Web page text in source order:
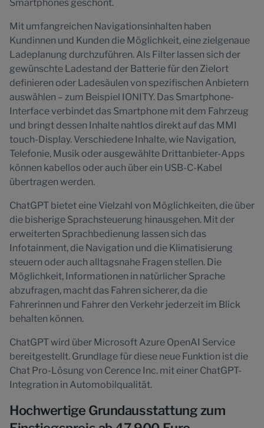
Smartphones geschont.
Mit umfangreichen Navigationsinhalten haben
Kundinnen und Kunden die Möglichkeit, eine zielgenaue
Ladeplanung durchzuführen. Als Filter lassen sich der
gewünschte Ladestand der Batterie für den Zielort
definieren oder Ladesäulen von spezifischen Anbietern
auswählen – zum Beispiel IONITY. Das Smartphone-
Interface verbindet das Smartphone mit dem Fahrzeug
und bringt dessen Inhalte nahtlos direkt auf das MMI
touch-Display. Verschiedene Inhalte, wie Navigation,
Telefonie, Musik oder ausgewählte Drittanbieter-Apps
können kabellos oder auch über ein USB-C-Kabel
übertragen werden.
ChatGPT bietet eine Vielzahl von Möglichkeiten, die über
die bisherige Sprachsteuerung hinausgehen. Mit der
erweiterten Sprachbedienung lassen sich das
Infotainment, die Navigation und die Klimatisierung
steuern oder auch alltagsnahe Fragen stellen. Die
Möglichkeit, Informationen in natürlicher Sprache
abzufragen, macht das Fahren sicherer, da die
Fahrerinnen und Fahrer den Verkehr jederzeit im Blick
behalten können.
ChatGPT wird über Microsoft Azure OpenAI Service
bereitgestellt. Grundlage für diese neue Funktion ist die
Chat Pro-Lösung von Cerence Inc. mit einer ChatGPT-
Integration in Automobilqualität.
Hochwertige Grundausstattung zum